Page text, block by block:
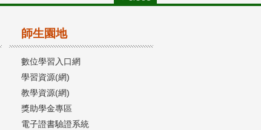
師生園地
數位學習入口網
學習資源(網)
教學資源(網)
獎助學金專區
電子證書驗證系統